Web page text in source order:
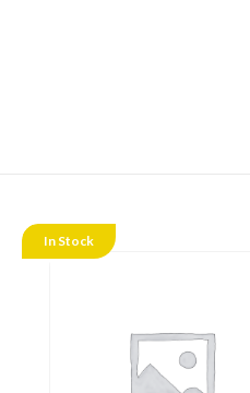
In Stock